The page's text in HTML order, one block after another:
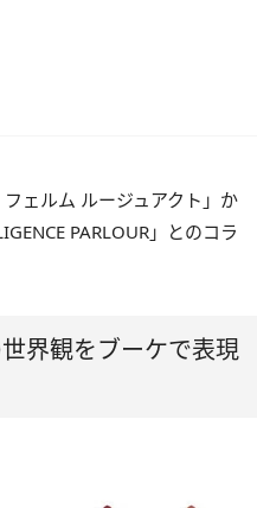
ェルム ルージュアクト」か
PARLOUR」とのコラ
界観をブーケで表現